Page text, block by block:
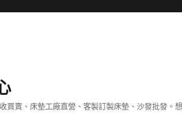
買賣、床墊工廠直營、客製訂製床墊、沙發批發。